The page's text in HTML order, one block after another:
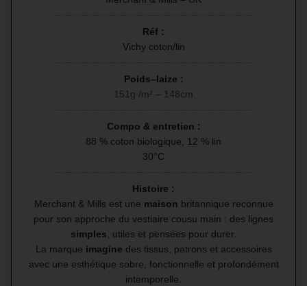
Réf :
Vichy coton/lin
Poids–laize :
151g /m² – 148cm
Compo & entretien :
88 % coton biologique, 12 % lin
30°C
Histoire :
Merchant & Mills est une maison britannique reconnue
pour son approche du vestiaire cousu main : des lignes
simples , utiles et pensées pour durer.
La marque imagine des tissus, patrons et accessoires
avec une esthétique sobre, fonctionnelle et profondément
intemporelle.